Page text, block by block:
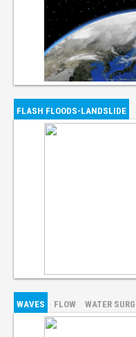
FLASH FLOODS-LANDSLIDE
WAVES FLOW WATER